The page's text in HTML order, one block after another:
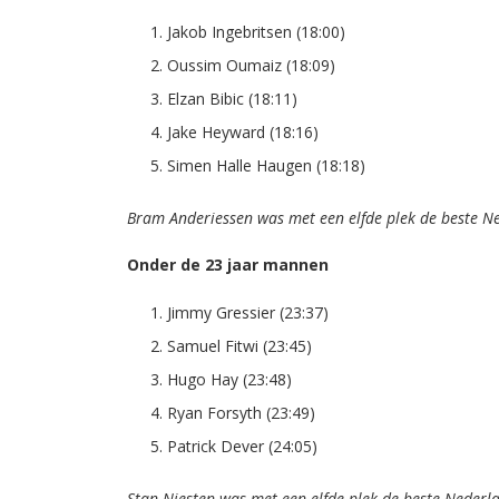
Jakob Ingebritsen (18:00)
Oussim Oumaiz (18:09)
Elzan Bibic (18:11)
Jake Heyward (18:16)
Simen Halle Haugen (18:18)
Bram Anderiessen was met een elfde plek de beste
Onder de 23 jaar mannen
Jimmy Gressier (23:37)
Samuel Fitwi (23:45)
Hugo Hay (23:48)
Ryan Forsyth (23:49)
Patrick Dever (24:05)